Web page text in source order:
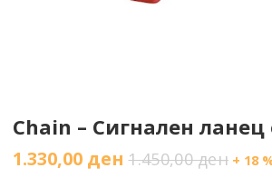
Chain – Сигнален ланец
1.330,00 ден 1.450,00ден + 18